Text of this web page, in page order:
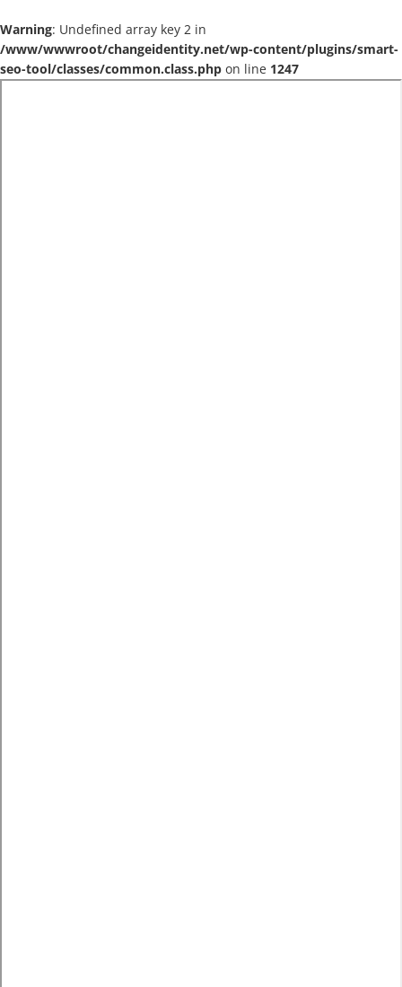
Warning: Undefined array key 2 in
/www/wwwroot/changeidentity.net/wp-content/plugins/smart-
seo-tool/classes/common.class.php on line 1247